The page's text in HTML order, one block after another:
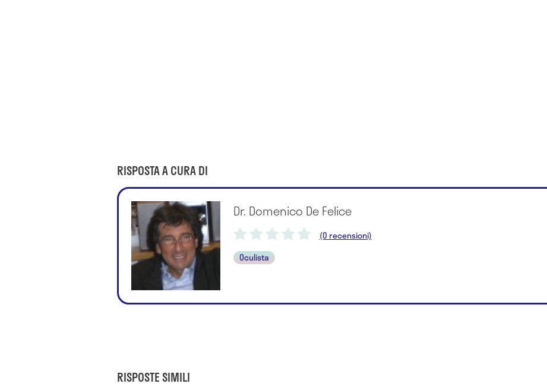
RISPOSTA A CURA DI
Dr. Domenico De Felice
(0 recensioni)
Oculista
RISPOSTE SIMILI